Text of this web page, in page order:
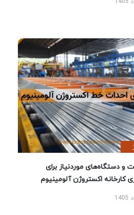
و دستگاه‌های موردنیاز برای
کارخانه اکستروژن آلومینیوم